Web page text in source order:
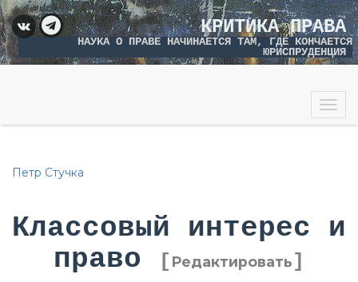
КРИТИКА ПРАВА
НАУКА О ПРАВЕ НАЧИНАЕТСЯ ТАМ, ГДЕ КОНЧАЕТСЯ
ЮРИСПРУДЕНЦИЯ
Петр Стучка
Классовый интерес и
право
[ Редактировать]